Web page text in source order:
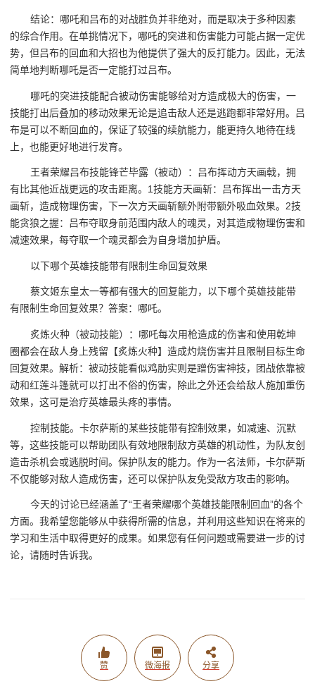
结论：哪吒和吕布的对战胜负并非绝对，而是取决于多种因素
的综合作用。在单挑情况下，哪吒的突进和伤害能力可能占据一定优
势，但吕布的回血和大招也为他提供了强大的反打能力。因此，无法
简单地判断哪吒是否一定能打过吕布。
哪吒的突进技能配合被动伤害能够给对方造成极大的伤害，一
技能打出后叠加的移动效果无论是追击敌人还是逃跑都非常好用。吕
布是可以不断回血的，保证了较强的续航能力，能更持久地待在线
上，也能更好地进行发育。
王者荣耀吕布技能锋芒毕露（被动）：吕布挥动方天画戟，拥
有比其他近战更远的攻击距离。1技能方天画斩：吕布挥出一击方天
画斩，造成物理伤害，下一次方天画斩额外附带额外吸血效果。2技
能贪狼之握：吕布夺取身前范围内敌人的魂灵，对其造成物理伤害和
减速效果，每夺取一个魂灵都会为自身增加护盾。
以下哪个英雄技能带有限制生命回复效果
蔡文姬东皇太一等都有强大的回复能力，以下哪个英雄技能带
有限制生命回复效果？答案：哪吒。
炙炼火种（被动技能）：哪吒每次用枪造成的伤害和使用乾坤
圈都会在敌人身上残留【炙炼火种】造成灼烧伤害并且限制目标生命
回复效果。解析：被动技能看似鸡肋实则是蹭伤害神技，团战依靠被
动和红莲斗篷就可以打出不俗的伤害，除此之外还会给敌人施加重伤
效果，这可是治疗英雄最头疼的事情。
控制技能。卡尔萨斯的某些技能带有控制效果，如减速、沉默
等，这些技能可以帮助团队有效地限制敌方英雄的机动性，为队友创
造击杀机会或逃脱时间。保护队友的能力。作为一名法师，卡尔萨斯
不仅能够对敌人造成伤害，还可以保护队友免受敌方攻击的影响。
今天的讨论已经涵盖了“王者荣耀哪个英雄技能限制回血”的各个
方面。我希望您能够从中获得所需的信息，并利用这些知识在将来的
学习和生活中取得更好的成果。如果您有任何问题或需要进一步的讨
论，请随时告诉我。
赞 微海报 分享